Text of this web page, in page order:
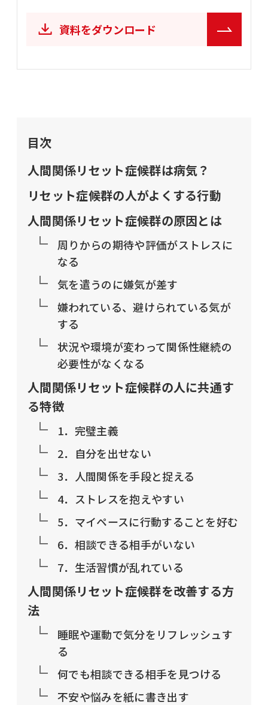
資料をダウンロード
目次
人間関係リセット症候群は病気？
リセット症候群の人がよくする行動
人間関係リセット症候群の原因とは
周りからの期待や評価がストレスに
なる
気を遣うのに嫌気が差す
嫌われている、避けられている気が
する
状況や環境が変わって関係性継続の
必要性がなくなる
人間関係リセット症候群の人に共通す
る特徴
1．完璧主義
2．自分を出せない
3．人間関係を手段と捉える
4．ストレスを抱えやすい
5．マイペースに行動することを好む
6．相談できる相手がいない
7．生活習慣が乱れている
人間関係リセット症候群を改善する方
法
睡眠や運動で気分をリフレッシュす
る
何でも相談できる相手を見つける
不安や悩みを紙に書き出す